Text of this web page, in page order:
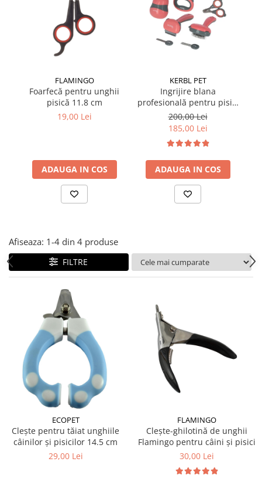
Suplimente și vitamine păsări și
Antidiareice
FLAMINGO
Foarfecă pentru unghii
pisică 11.8 cm
19,00 Lei
ADAUGA IN COS
KERBL PET
Ingrijire blana
profesională pentru pisici
și câini de talie mică 7
piese
200,00 Lei
185,00 Lei
ADAUGA IN COS
Afiseaza: 1-4 din 4 produse
FILTRE
ECOPET
Clește pentru tăiat unghiile
câinilor și pisicilor 14.5 cm
29,00 Lei
FLAMINGO
Clește-ghilotină de unghii
Flamingo pentru câini și pisici
30,00 Lei